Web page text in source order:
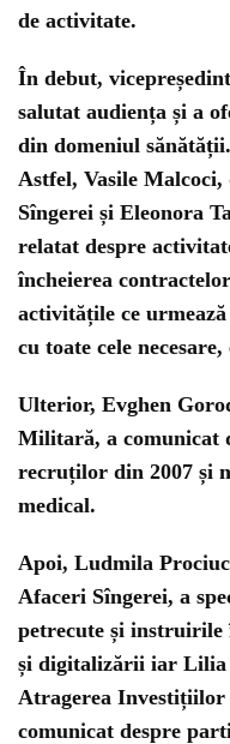
de activitate.
În debut,
salutat audiența și a
din domeniul sănătății.
Astfel, Vasile
Sîngerei și Eleonora
relatat despre
încheierea
activitățile ce
cu toate cele necesare,
Ulterior, Evghen
Militară, a comunicat
recruților din 2007 și
medical.
Apoi, Ludmila
Afaceri Sîngerei, a
petrecute și
și digitalizării iar Lilia
Atragerea Investițiilor
comunicat despre